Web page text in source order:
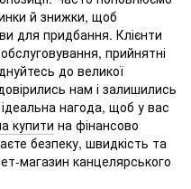
й знижки, щоб
для придбання. Клієнти
прийнятні
до великої
нам і залишились
нагода, щоб у вас
купити на фінансово
безпеку, швидкість та
магазин канцелярського